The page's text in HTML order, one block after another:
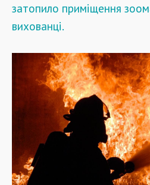
затопило приміщення
вихованці.